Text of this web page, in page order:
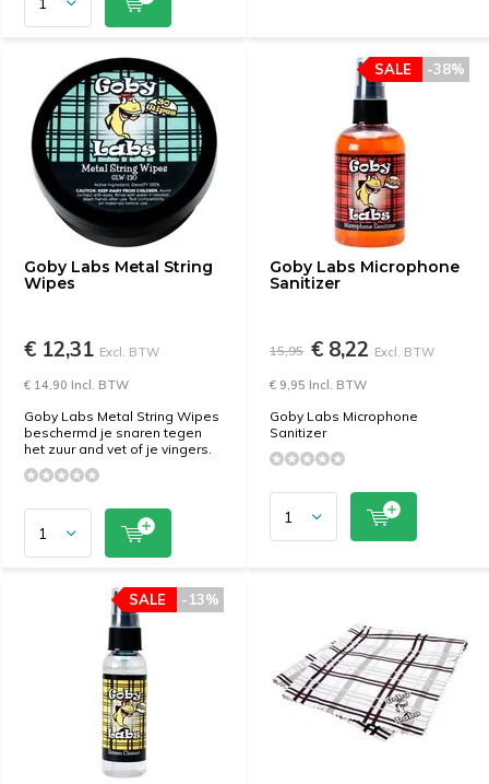
Goby Labs Metal String
Wipes
€ 12,31 Excl. BTW
€ 14,90 Incl. BTW
Goby Labs Metal String Wipes
beschermd je snaren tegen
het zuur and vet of je vingers.
Goby Labs Microphone
Sanitizer
-38%
SALE
15,95 € 8,22 Excl. BTW
€ 9,95 Incl. BTW
Goby Labs Microphone
Sanitizer
-13%
SALE